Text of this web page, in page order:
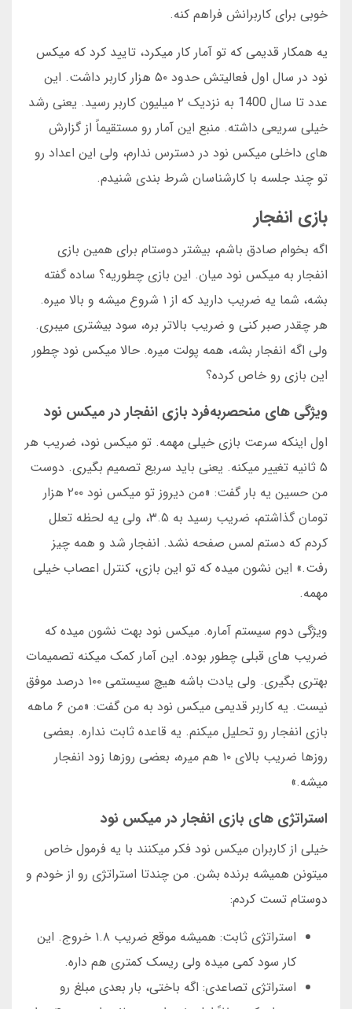
خوبی برای کاربرانش فراهم کنه.
یه همکار قدیمی که تو آمار کار میکرد، تایید کرد که میکس
نود در سال اول فعالیتش حدود ۵۰ هزار کاربر داشت. این
عدد تا سال 1400 به نزدیک ۲ میلیون کاربر رسید. یعنی رشد
خیلی سریعی داشته. منبع این آمار رو مستقیماً از گزارش
های داخلی میکس نود در دسترس ندارم، ولی این اعداد رو
تو چند جلسه با کارشناسان شرط بندی شنیدم.
بازی انفجار
اگه بخوام صادق باشم، بیشتر دوستام برای همین بازی
انفجار به میکس نود میان. این بازی چطوریه؟ ساده گفته
بشه، شما یه ضریب دارید که از ۱ شروع میشه و بالا میره.
هر چقدر صبر کنی و ضریب بالاتر بره، سود بیشتری میبری.
ولی اگه انفجار بشه، همه پولت میره. حالا میکس نود چطور
این بازی رو خاص کرده؟
ویژگی های منحصربه‌فرد بازی انفجار در میکس نود
اول اینکه سرعت بازی خیلی مهمه. تو میکس نود، ضریب هر
۵ ثانیه تغییر میکنه. یعنی باید سریع تصمیم بگیری. دوست
من حسین یه بار گفت: «من دیروز تو میکس نود ۲۰۰ هزار
تومان گذاشتم، ضریب رسید به ۳.۵، ولی یه لحظه تعلل
کردم که دستم لمس صفحه نشد. انفجار شد و همه چیز
رفت.» این نشون میده که تو این بازی، کنترل اعصاب خیلی
مهمه.
ویژگی دوم سیستم آماره. میکس نود بهت نشون میده که
ضریب های قبلی چطور بوده. این آمار کمک میکنه تصمیمات
بهتری بگیری. ولی یادت باشه هیچ سیستمی ۱۰۰ درصد موفق
نیست. یه کاربر قدیمی میکس نود به من گفت: «من ۶ ماهه
بازی انفجار رو تحلیل میکنم. یه قاعده ثابت نداره. بعضی
روزها ضریب بالای ۱۰ هم میره، بعضی روزها زود انفجار
میشه.»
استراتژی های بازی انفجار در میکس نود
خیلی از کاربران میکس نود فکر میکنند با یه فرمول خاص
میتونن همیشه برنده بشن. من چندتا استراتژی رو از خودم و
دوستام تست کردم:
استراتژی ثابت: همیشه موقع ضریب ۱.۸ خروج. این
کار سود کمی میده ولی ریسک کمتری هم داره.
استراتژی تصاعدی: اگه باختی، بار بعدی مبلغ رو